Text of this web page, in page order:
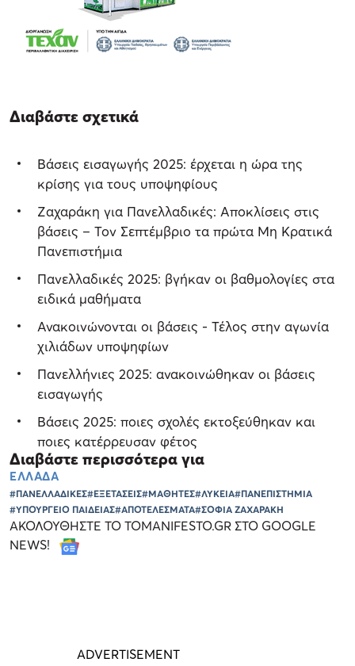
Διαβάστε σχετικά
Βάσεις εισαγωγής 2025: έρχεται η ώρα της
κρίσης για τους υποψηφίους
Ζαχαράκη για Πανελλαδικές: Αποκλίσεις στις
βάσεις – Τον Σεπτέμβριο τα πρώτα Μη Κρατικά
Πανεπιστήμια
Πανελλαδικές 2025: βγήκαν οι βαθμολογίες στα
ειδικά μαθήματα
Ανακοινώνονται οι βάσεις - Τέλος στην αγωνία
χιλιάδων υποψηφίων
Πανελλήνιες 2025: ανακοινώθηκαν οι βάσεις
εισαγωγής
Βάσεις 2025: ποιες σχολές εκτοξεύθηκαν και
ποιες κατέρρευσαν φέτος
Διαβάστε περισσότερα για
ΕΛΛΑΔΑ
#ΠΑΝΕΛΛΑΔΙΚΕΣ#ΕΞΕΤΑΣΕΙΣ#ΜΑΘΗΤΕΣ#ΛΥΚΕΙΑ#ΠΑΝΕΠΙΣΤΗΜΙΑ
#ΥΠΟΥΡΓΕΙΟ ΠΑΙΔΕΙΑΣ#ΑΠΟΤΕΛΕΣΜΑΤΑ#ΣΟΦΙΑ ΖΑΧΑΡΑΚΗ
ΑΚΟΛΟΥΘΗΣΤΕ ΤΟ TOMANIFESTO.GR ΣΤΟ GOOGLE
NEWS!